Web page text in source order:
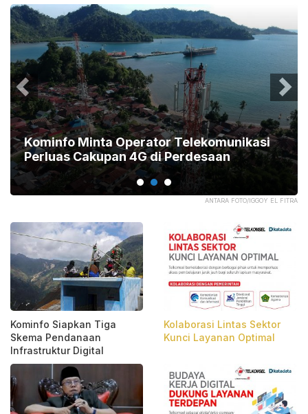
ANTARA FOTO/IGGOY EL FITRA
Kominfo Minta Operator Telekomunikasi
Perluas Cakupan 4G di Perdesaan
Kominfo Siapkan Tiga
Skema Pendanaan
Infrastruktur Digital
Kolaborasi Lintas Sektor
Kunci Layanan Optimal